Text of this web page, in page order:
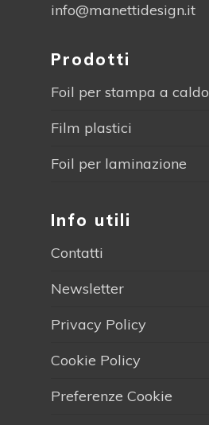
info@manettidesign.it
Prodotti
Foil per stampa a caldo
Film plastici
Foil per laminazione
Info utili
Contatti
Newsletter
Privacy Policy
Cookie Policy
Preferenze Cookie